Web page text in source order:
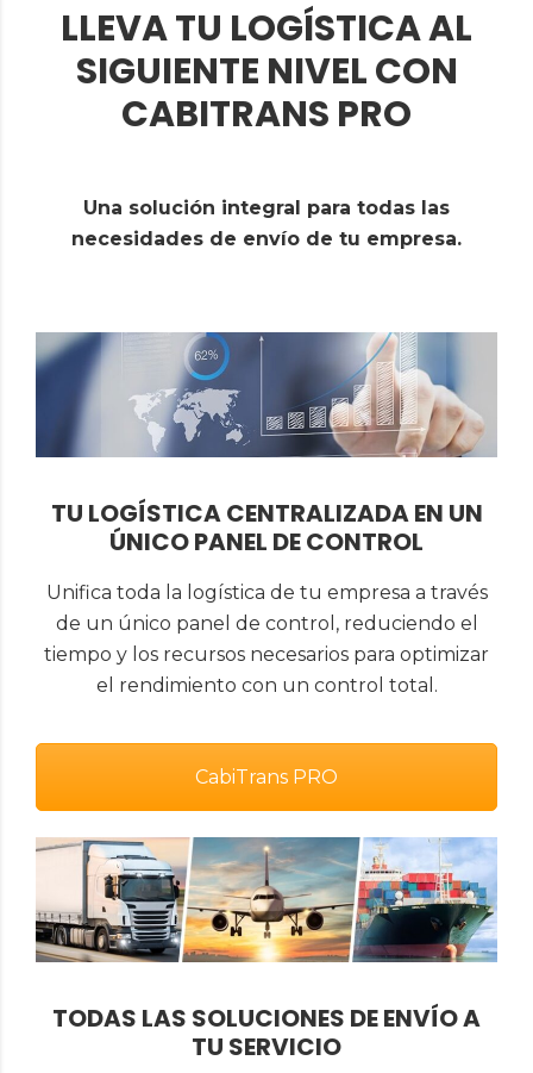
LLEVA TU LOGÍSTICA AL
SIGUIENTE NIVEL CON
CABITRANS PRO
Una solución integral para todas las
necesidades de envío de tu empresa.
TU LOGÍSTICA CENTRALIZADA EN UN
ÚNICO PANEL DE CONTROL
Unifica toda la logística de tu empresa a través
de un único panel de control, reduciendo el
tiempo y los recursos necesarios para optimizar
el rendimiento con un control total.
CabiTrans PRO
TODAS LAS SOLUCIONES DE ENVÍO A
TU SERVICIO